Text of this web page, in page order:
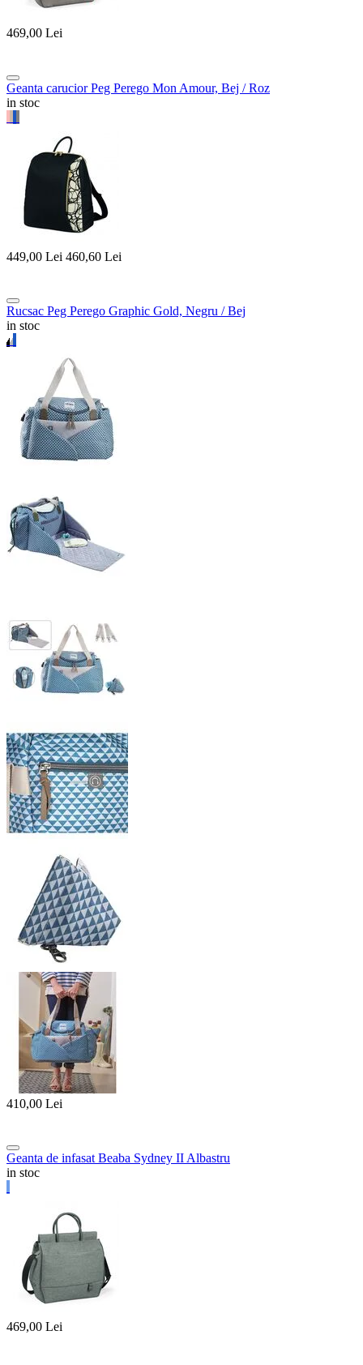
469,00 Lei
Geanta carucior Peg Perego Mon Amour, Bej / Roz
in stoc
449,00 Lei 460,60 Lei
Rucsac Peg Perego Graphic Gold, Negru / Bej
in stoc
410,00 Lei
Geanta de infasat Beaba Sydney II Albastru
in stoc
469,00 Lei